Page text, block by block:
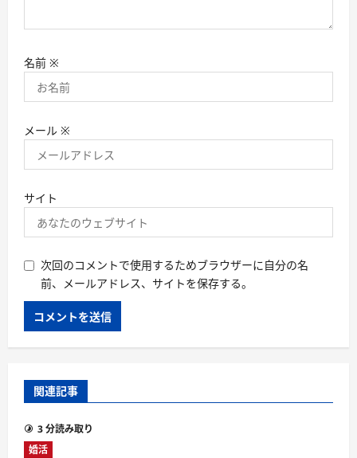
名前 ※
メール ※
サイト
次回のコメントで使用するためブラウザーに自分の名
前、メールアドレス、サイトを保存する。
関連記事
3 分読み取り
婚活